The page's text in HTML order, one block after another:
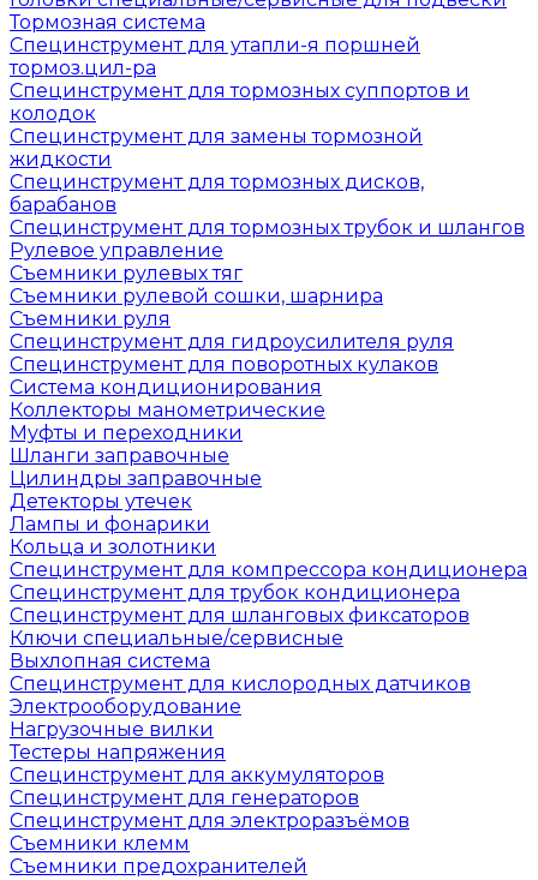
Тормозная система
Специнструмент для утапли-я поршней
тормоз.цил-ра
Специнструмент для тормозных суппортов и
колодок
Специнструмент для замены тормозной
жидкости
Специнструмент для тормозных дисков,
барабанов
Специнструмент для тормозных трубок и шлангов
Рулевое управление
Съемники рулевых тяг
Съемники рулевой сошки, шарнира
Съемники руля
Специнструмент для гидроусилителя руля
Специнструмент для поворотных кулаков
Система кондиционирования
Коллекторы манометрические
Муфты и переходники
Шланги заправочные
Цилиндры заправочные
Детекторы утечек
Лампы и фонарики
Кольца и золотники
Специнструмент для компрессора кондиционера
Специнструмент для трубок кондиционера
Специнструмент для шланговых фиксаторов
Ключи специальные/сервисные
Выхлопная система
Специнструмент для кислородных датчиков
Электрооборудование
Нагрузочные вилки
Тестеры напряжения
Специнструмент для аккумуляторов
Специнструмент для генераторов
Специнструмент для электроразъёмов
Съемники клемм
Съемники предохранителей